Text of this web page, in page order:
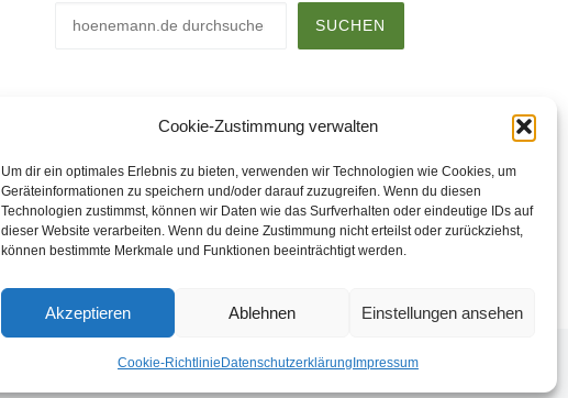
Cookie-Zustimmung verwalten
Um dir ein optimales Erlebnis zu bieten, verwenden wir Technologien wie Cookies, um
Geräteinformationen zu speichern und/oder darauf zuzugreifen. Wenn du diesen
Technologien zustimmst, können wir Daten wie das Surfverhalten oder eindeutige IDs auf
dieser Website verarbeiten. Wenn du deine Zustimmung nicht erteilst oder zurückziehst,
können bestimmte Merkmale und Funktionen beeinträchtigt werden.
Akzeptieren Ablehnen Einstellungen ansehen
Cookie-Richtlinie Datenschutzerklärung Impressum
SUCHEN